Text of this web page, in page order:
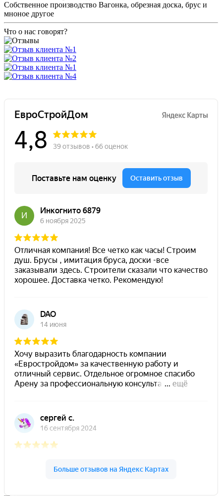
Собственное производство Вагонка, обрезная доска, брус и
мноное другое
Что о нас говорят?